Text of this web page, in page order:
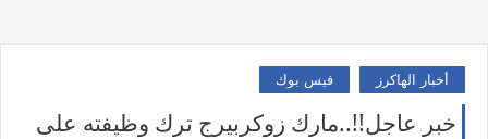
أخبار الهاكرز فيس بوك
خبر عاجل!!..مارك زوكربيرج ترك وظيفته على